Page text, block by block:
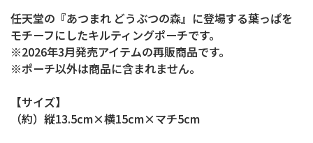
任天堂の『あつまれ どうぶつの森』に登場する葉っぱを
モチーフにしたキルティングポーチです。
※2026年3月発売アイテムの再販商品です。
※ポーチ以外は商品に含まれません。
【サイズ】
（約）縦13.5cm×横15cm×マチ5cm